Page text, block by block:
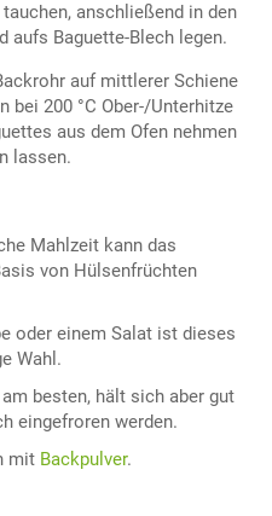
anschließend in den
aufs Baguette-Blech legen.
auf mittlerer Schiene
bei 200 °C Ober-/Unterhitze
aus dem Ofen nehmen
lassen.
Mahlzeit kann das
von Hülsenfrüchten
oder einem Salat ist dieses
Wahl.
besten, hält sich aber gut
eingefroren werden.
mit Backpulver.